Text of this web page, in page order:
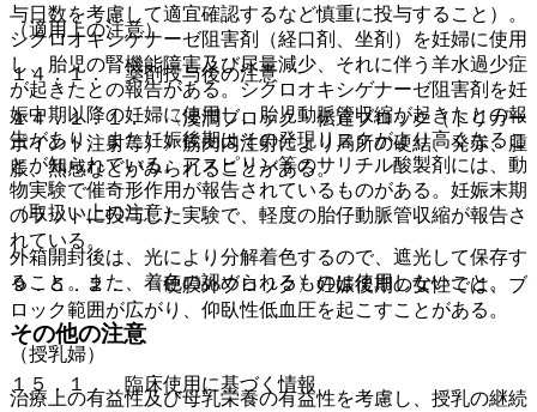
（適用上の注意）
１４．１． 薬剤投与後の注意
１４．１．１． 〈浸潤ブロック・伝達ブロック（トリガー
ポイント注射等）〉筋肉内注射により局所の硬結、発赤、腫
脹、熱感などがみられることがある。
（取扱い上の注意）
外箱開封後は、光により分解着色するので、遮光して保存す
ること。また、着色の認められるものは使用しないこと。
その他の注意
１５．１． 臨床使用に基づく情報
与日数を考慮して適宜確認するなど慎重に投与すること）。
シクロオキシゲナーゼ阻害剤（経口剤、坐剤）を妊婦に使用
し、胎児の腎機能障害及び尿量減少、それに伴う羊水過少症
が起きたとの報告がある。シクロオキシゲナーゼ阻害剤を妊
娠中期以降の妊婦に使用し、胎児動脈管収縮が起きたとの報
告があり、また妊娠後期はその発現リスクがより高くなるこ
とが知られている。アスピリン等のサリチル酸製剤には、動
物実験で催奇形作用が報告されているものがある。妊娠末期
のラットに投与した実験で、軽度の胎仔動脈管収縮が報告さ
れている。
９．５．２． 〈硬膜外ブロック〉妊娠後期の女性では、ブ
ロック範囲が広がり、仰臥性低血圧を起こすことがある。
（授乳婦）
治療上の有益性及び母乳栄養の有益性を考慮し、授乳の継続